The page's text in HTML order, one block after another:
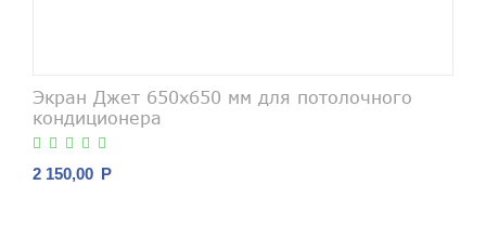
Экран Джет 650х650 мм для потолочного
кондиционера
2 150,00 Р